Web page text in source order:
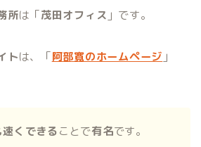
所は「茂田オフィス 」です。
トは、「阿部寛のホームページ 」
くできることで有名です。